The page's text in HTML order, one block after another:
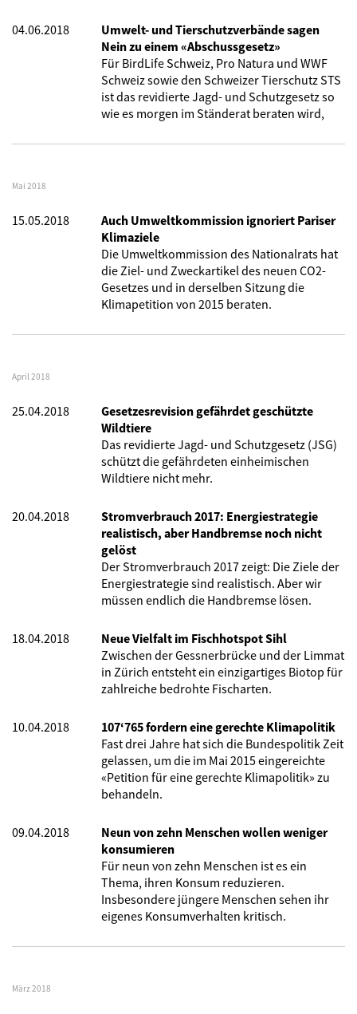
04.06.2018
Umwelt- und Tierschutzverbände sagen
Nein zu einem «Abschussgesetz»
Für BirdLife Schweiz, Pro Natura und WWF
Schweiz sowie den Schweizer Tierschutz STS
ist das revidierte Jagd- und Schutzgesetz so
wie es morgen im Ständerat beraten wird,
Mai 2018
15.05.2018
Auch Umweltkommission ignoriert Pariser
Klimaziele
Die Umweltkommission des Nationalrats hat
die Ziel- und Zweckartikel des neuen CO2-
Gesetzes und in derselben Sitzung die
Klimapetition von 2015 beraten.
April 2018
25.04.2018
Gesetzesrevision gefährdet geschützte
Wildtiere
Das revidierte Jagd- und Schutzgesetz (JSG)
schützt die gefährdeten einheimischen
Wildtiere nicht mehr.
20.04.2018
Stromverbrauch 2017: Energiestrategie
realistisch, aber Handbremse noch nicht
gelöst
Der Stromverbrauch 2017 zeigt: Die Ziele der
Energiestrategie sind realistisch. Aber wir
müssen endlich die Handbremse lösen.
18.04.2018
Neue Vielfalt im Fischhotspot Sihl
Zwischen der Gessnerbrücke und der Limmat
in Zürich entsteht ein einzigartiges Biotop für
zahlreiche bedrohte Fischarten.
10.04.2018
107‘765 fordern eine gerechte Klimapolitik
Fast drei Jahre hat sich die Bundespolitik Zeit
gelassen, um die im Mai 2015 eingereichte
«Petition für eine gerechte Klimapolitik» zu
behandeln.
09.04.2018
Neun von zehn Menschen wollen weniger
konsumieren
Für neun von zehn Menschen ist es ein
Thema, ihren Konsum reduzieren.
Insbesondere jüngere Menschen sehen ihr
eigenes Konsumverhalten kritisch.
März 2018